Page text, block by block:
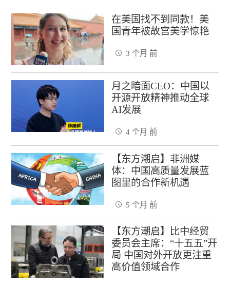
在美国找不到同款！美
国青年被故宫美学惊艳
3 个月 前
月之暗面CEO：中国以
开源开放精神推动全球
AI发展
4 个月 前
【东方潮启】非洲媒
体：中国高质量发展蓝
图里的合作新机遇
5 个月 前
【东方潮启】比中经贸
委员会主席：“十五五”开
局 中国对外开放更注重
高价值领域合作